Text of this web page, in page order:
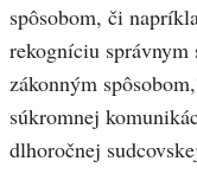
spôsobom, či
rekogníciu správnym
zákonným
súkromnej
dlhoročnej